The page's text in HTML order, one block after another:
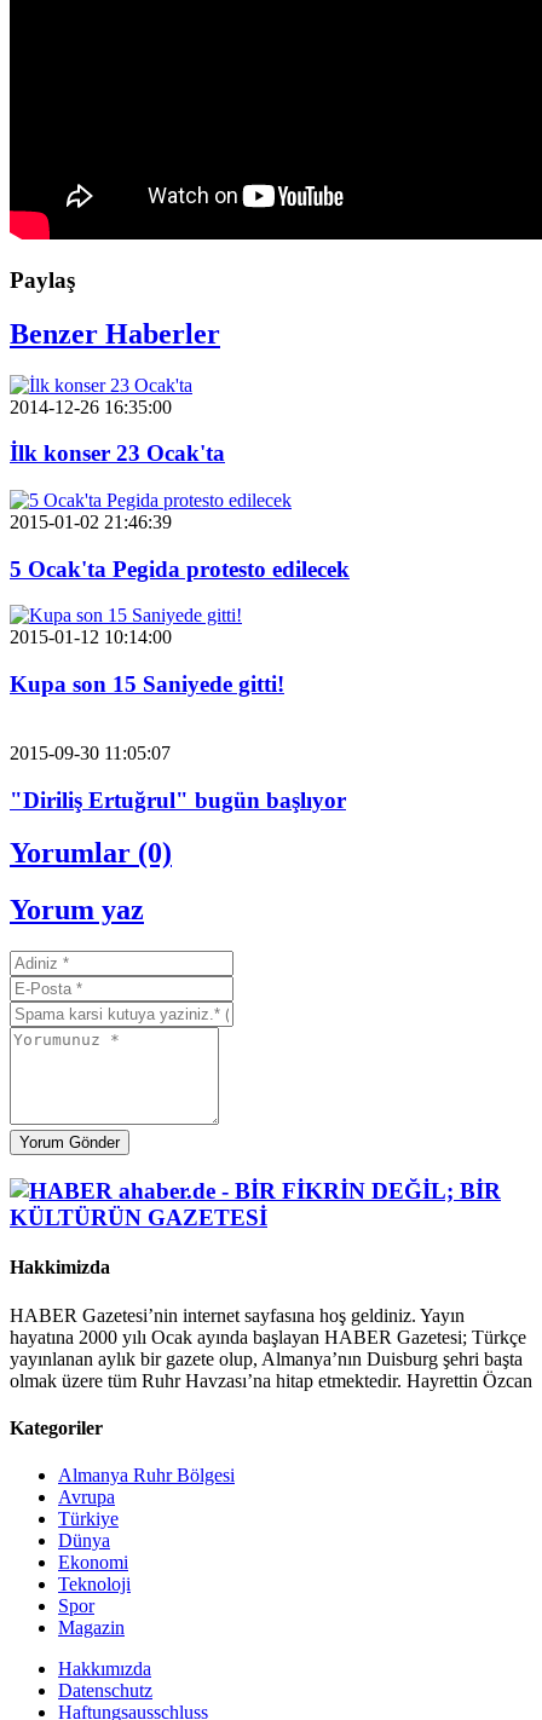
Paylaş
Benzer Haberler
2014-12-26 16:35:00
İlk konser 23 Ocak'ta
2015-01-02 21:46:39
5 Ocak'ta Pegida protesto edilecek
2015-01-12 10:14:00
Kupa son 15 Saniyede gitti!
2015-09-30 11:05:07
"Diriliş Ertuğrul" bugün başlıyor
Yorumlar (0)
Yorum yaz
Yorum Gönder
Hakkimizda
HABER Gazetesi’nin internet sayfasına hoş geldiniz. Yayın
hayatına 2000 yılı Ocak ayında başlayan HABER Gazetesi; Türkçe
yayınlanan aylık bir gazete olup, Almanya’nın Duisburg şehri başta
olmak üzere tüm Ruhr Havzası’na hitap etmektedir. Hayrettin Özcan
Kategoriler
Almanya Ruhr Bölgesi
Avrupa
Türkiye
Dünya
Ekonomi
Teknoloji
Spor
Magazin
Hakkımızda
Datenschutz
Haftungsausschluss